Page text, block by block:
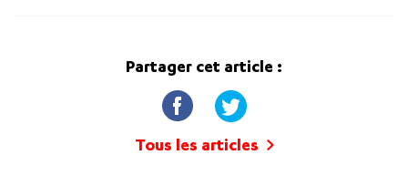
Partager cet article :
Tous les articles